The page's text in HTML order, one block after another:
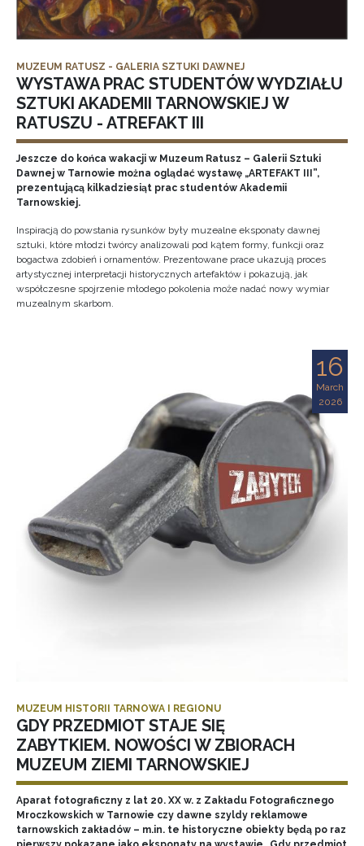
MUZEUM RATUSZ - GALERIA SZTUKI DAWNEJ
WYSTAWA PRAC STUDENTÓW WYDZIAŁU
SZTUKI AKADEMII TARNOWSKIEJ W
RATUSZU - ATREFAKT III
Jeszcze do końca wakacji w Muzeum Ratusz – Galerii Sztuki
Dawnej w Tarnowie można oglądać wystawę „ARTEFAKT III”,
prezentującą kilkadziesiąt prac studentów Akademii
Tarnowskiej.
Inspiracją do powstania rysunków były muzealne eksponaty dawnej
sztuki, które młodzi twórcy analizowali pod kątem formy, funkcji oraz
bogactwa zdobień i ornamentów. Prezentowane prace ukazują proces
artystycznej interpretacji historycznych artefaktów i pokazują, jak
współczesne spojrzenie młodego pokolenia może nadać nowy wymiar
muzealnym skarbom.
16
March
2026
MUZEUM HISTORII TARNOWA I REGIONU
GDY PRZEDMIOT STAJE SIĘ
ZABYTKIEM. NOWOŚCI W ZBIORACH
MUZEUM ZIEMI TARNOWSKIEJ
Aparat fotograficzny z lat 20. XX w. z Zakładu Fotograficznego
Mroczkowskich w Tarnowie czy dawne szyldy reklamowe
tarnowskich zakładów – m.in. te historyczne obiekty będą po raz